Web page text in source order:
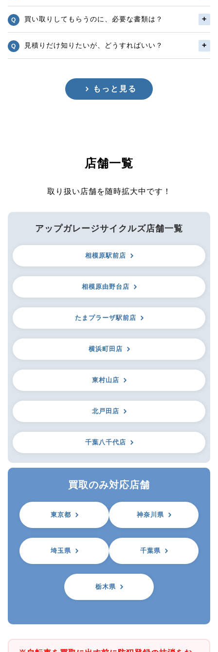
買い取りしてもらうのに、必要な書類は？
見積りだけ知りたいが、どうすればいい？
もっと見る
店舗一覧
取り扱い店舗を随時拡大中です！
アップガレージサイクルズ店舗一覧
相模原駅前店
相模原由野台店
たまプラーザ駅前店
横浜町田店
東村山店
北戸田店
千葉八千代店
買取のみ対応店舗
東京都 神奈川県
埼玉県 千葉県
栃木県